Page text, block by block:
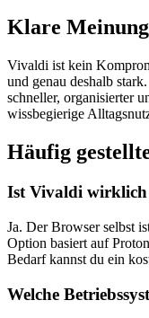
Klare Meinung
Vivaldi ist kein
und genau deshalb
schneller, organisierter
wissbegierige
Häufig
Ist Vivaldi wirklich
Ja. Der Browser selbst
Option basiert auf
Bedarf kannst du ein
Welche